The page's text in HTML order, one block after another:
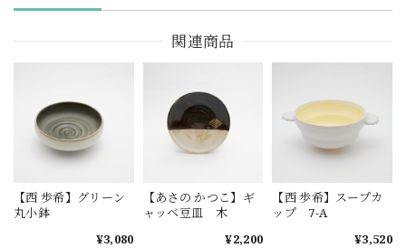
関連商品
【西 歩希】グリーン
丸小鉢
¥3,080
【あさの かつこ】ギ
ャッベ豆皿 木
¥2,200
【西 歩希】スープカ
ップ 7-A
¥3,520